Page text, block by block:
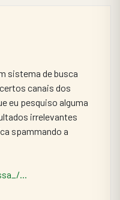
sistema de busca
canais dos
eu pesquiso alguma
irrelevantes
spammando a
...